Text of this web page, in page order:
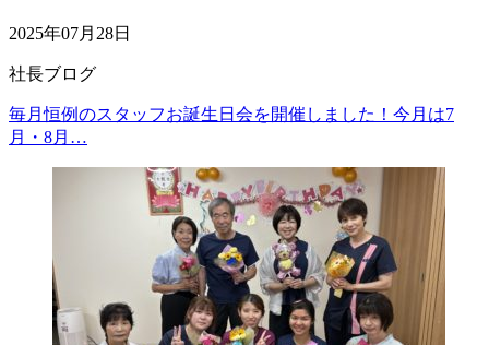
2025年07月28日
社長ブログ
毎月恒例のスタッフお誕生日会を開催しました！今月は7
月・8月…